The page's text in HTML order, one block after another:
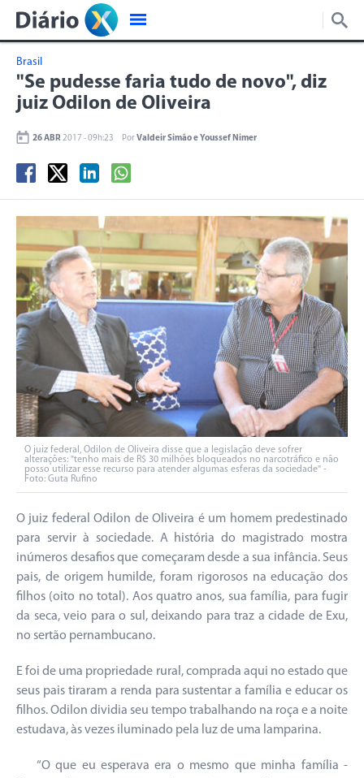
Brasil
"Se pudesse faria tudo de novo", diz
juiz Odilon de Oliveira
26 ABR 2017 - 09h:23 PorValdeir Simão e Youssef Nimer
O juiz federal, Odilon de Oliveira disse que a legislação deve sofrer
alterações: "tenho mais de R$ 30 milhões bloqueados no narcotráfico e não
posso utilizar esse recurso para atender algumas esferas da sociedade" -
Foto: Guta Rufino
O juiz federal Odilon de Oliveira é um homem predestinado
para servir à sociedade. A história do magistrado mostra
inúmeros desafios que começaram desde a sua infância. Seus
pais, de origem humilde, foram rigorosos na educação dos
filhos (oito no total). Aos quatro anos, sua família, para fugir
da seca, veio para o sul, deixando para traz a cidade de Exu,
no sertão pernambucano.
E foi de uma propriedade rural, comprada aqui no estado que
seus pais tiraram a renda para sustentar a família e educar os
filhos. Odilon dividia seu tempo trabalhando na roça e a noite
estudava, às vezes iluminado pela luz de uma lamparina.
“O que eu esperava era o mesmo que minha família -